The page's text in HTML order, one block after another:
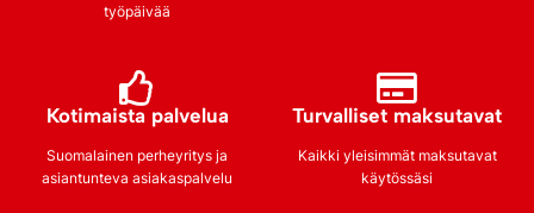
työpäivää
Kotimaista palvelua
Suomalainen perheyritys ja
asiantunteva asiakaspalvelu
Turvalliset maksutavat
Kaikki yleisimmät maksutavat
käytössäsi